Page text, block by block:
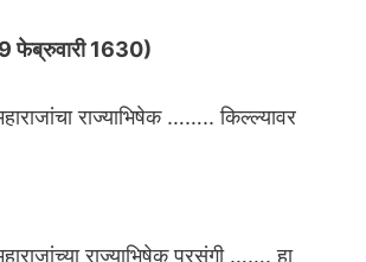
फेब्रुवारी 1630)
राज्याभिषेक …….. किल्ल्यावर
राज्याभिषेक प्रसंगी ……. हा